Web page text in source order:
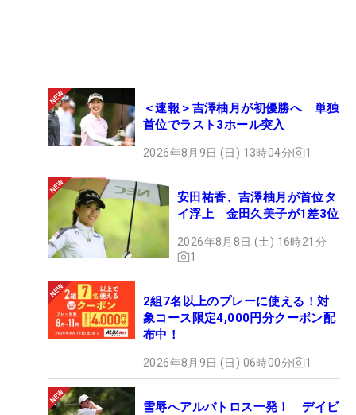
＜速報＞吉澤柚月が初優勝へ 単独
首位でラスト3ホール突入
2026年8月9日 (日) 13時04分 1
安田祐香、吉澤柚月が首位タ
イ浮上 金田久美子が1差3位
2026年8月8日 (土) 16時21分
1
2組7名以上のプレーに使える！対
象コース限定4,000円分クーポン配
布中！
2026年8月9日 (日) 06時00分 1
雪辱へアルバトロス一発！ デイビ